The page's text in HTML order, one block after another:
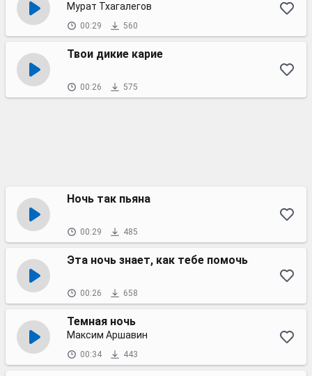
Мурат Тхагалегов
00:29 560
Твои дикие карие
00:26 575
Ночь так пьяна
00:29 485
Эта ночь знает, как тебе помочь
00:26 658
Темная ночь
Максим Аршавин
00:34 443